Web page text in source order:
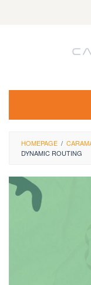
HOMEPAGE /
DYNAMIC ROUTING